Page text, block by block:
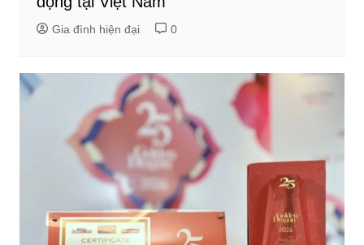
Gia đình hiện đại 0